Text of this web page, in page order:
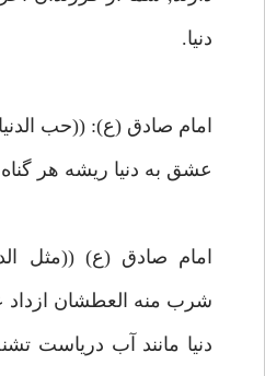
دنيا.
امام صادق (ع): ((حب
عشق به دنيا ريشه هر
امام صادق (ع) ((مثل
شرب منه العطشان ازداد
دنيا مانند آب درياست